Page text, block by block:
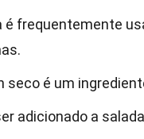
é frequentemente
seco é um
adicionado a